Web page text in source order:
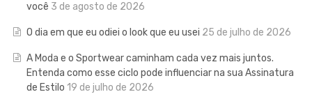
você 3 de agosto de 2026
O dia em que eu odiei o look que eu usei 25 de julho de 2026
A Moda e o Sportwear caminham cada vez mais juntos.
Entenda como esse ciclo pode influenciar na sua Assinatura
de Estilo 19 de julho de 2026